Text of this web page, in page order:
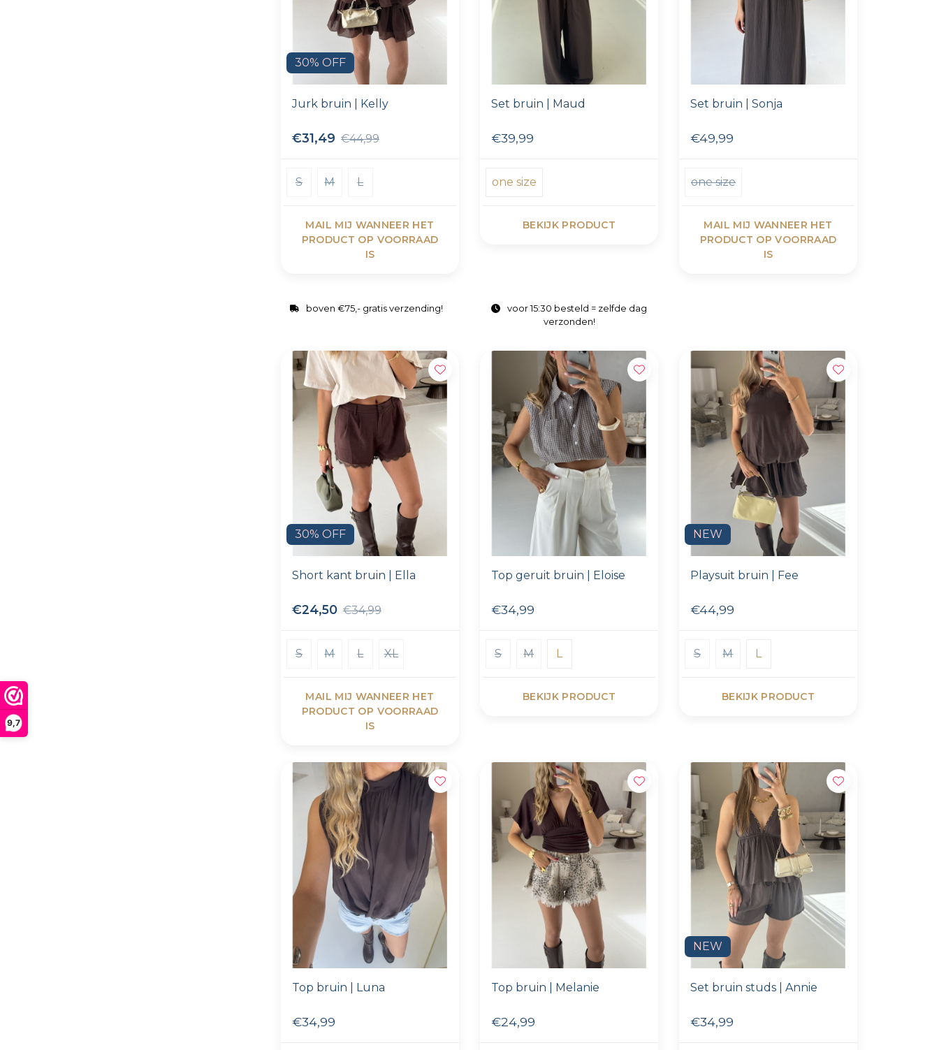
9,7
30% OFF
Jurk bruin | Kelly
€31,49 €44,99
S M L
MAIL MIJ WANNEER HET
PRODUCT OP VOORRAAD
IS
Set bruin | Maud
€39,99
one size
BEKIJK PRODUCT
Set bruin | Sonja
€49,99
one size
MAIL MIJ WANNEER HET
PRODUCT OP VOORRAAD
IS
boven €75,- gratis verzending!
voor 15:30 besteld = zelfde dag
verzonden!
30% OFF
Short kant bruin | Ella
€24,50 €34,99
S M L XL
MAIL MIJ WANNEER HET
PRODUCT OP VOORRAAD
IS
Top geruit bruin | Eloise
€34,99
S M L
BEKIJK PRODUCT
NEW
Playsuit bruin | Fee
€44,99
S M L
BEKIJK PRODUCT
Top bruin | Luna
€34,99
Top bruin | Melanie
€24,99
NEW
Set bruin studs | Annie
€34,99